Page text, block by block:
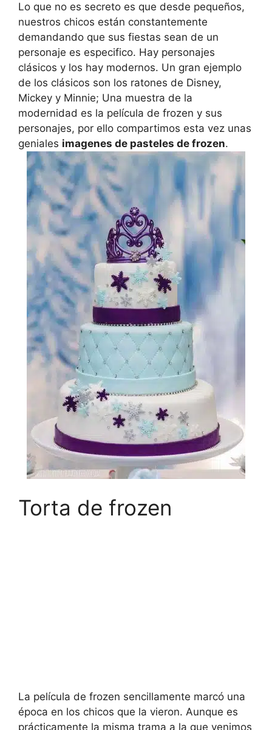
Lo que no es secreto es que desde pequeños,
nuestros chicos están constantemente
demandando que sus fiestas sean de un
personaje es especifico. Hay personajes
clásicos y los hay modernos. Un gran ejemplo
de los clásicos son los ratones de Disney,
Mickey y Minnie; Una muestra de la
modernidad es la película de frozen y sus
personajes, por ello compartimos esta vez unas
geniales imagenes de pasteles de frozen.
Torta de frozen
La película de frozen sencillamente marcó una
época en los chicos que la vieron. Aunque es
prácticamente la misma trama a la que venimos